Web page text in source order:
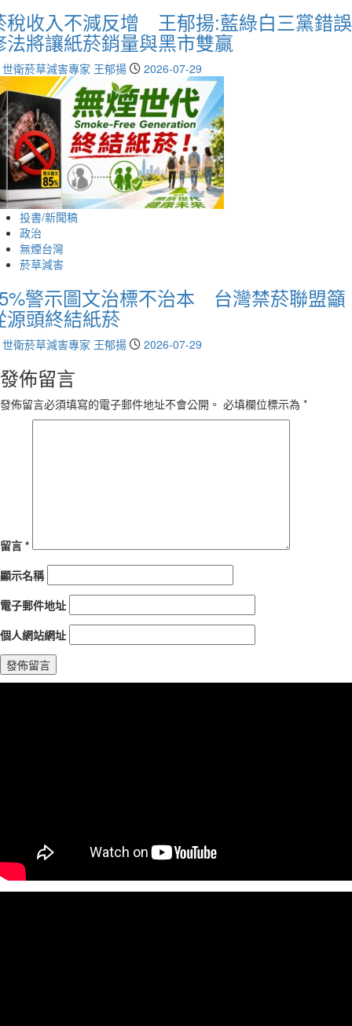
稅收入不減反增 王郁揚:藍綠白三黨錯誤
法將讓紙菸銷量與黑市雙贏
世衛菸草減害專家 王郁揚 2026-07-29
投書/新聞稿
政治
無煙台灣
菸草減害
警示圖文治標不治本 台灣禁菸聯盟籲
源頭終結紙菸
世衛菸草減害專家 王郁揚 2026-07-29
發佈留言
發佈留言必須填寫的電子郵件地址不會公開。 必填欄位標示為 *
留言 *
顯示名稱
電子郵件地址
個人網站網址